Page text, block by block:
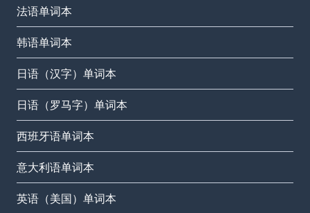
法语单词本
韩语单词本
日语（汉字）单词本
日语（罗马字）单词本
西班牙语单词本
意大利语单词本
英语（美国）单词本